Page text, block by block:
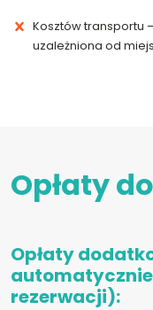
Kosztów transportu
uzależniona od
Opłaty
Opłaty
rezerwacji):